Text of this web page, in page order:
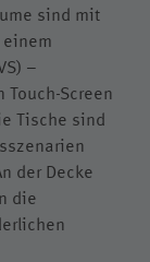
sind mit
–
Screen
Tische sind
der Decke
die